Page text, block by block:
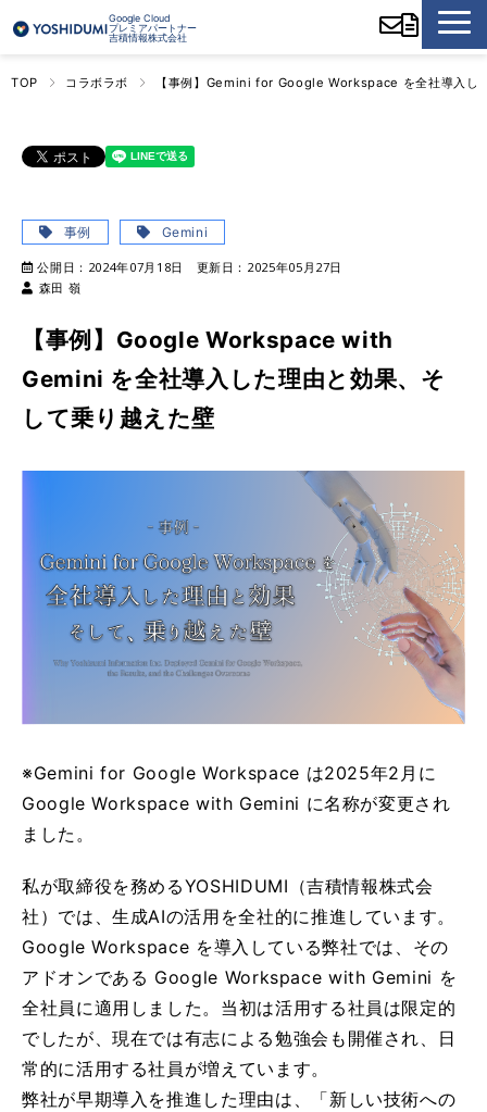
Google Cloud
プレミアパートナー
吉積情報株式会社
TOP コラボラボ 【事例】Gemini for Google Workspace を全社導入し
事例 Gemini
公開日： 2024年07月18日 更新日： 2025年05月27日
森田 嶺
【事例】Google Workspace with
Gemini を全社導入した理由と効果、そ
して乗り越えた壁
※Gemini for Google Workspace は2025年2月に
Google Workspace with Gemini に名称が変更され
ました。
私が取締役を務めるYOSHIDUMI（吉積情報株式会
社）では、生成AIの活用を全社的に推進しています。
Google Workspace を導入している弊社では、その
アドオンである Google Workspace with Gemini を
全社員に適用しました。当初は活用する社員は限定的
でしたが、現在では有志による勉強会も開催され、日
常的に活用する社員が増えています。
弊社が早期導入を推進した理由は、「新しい技術への